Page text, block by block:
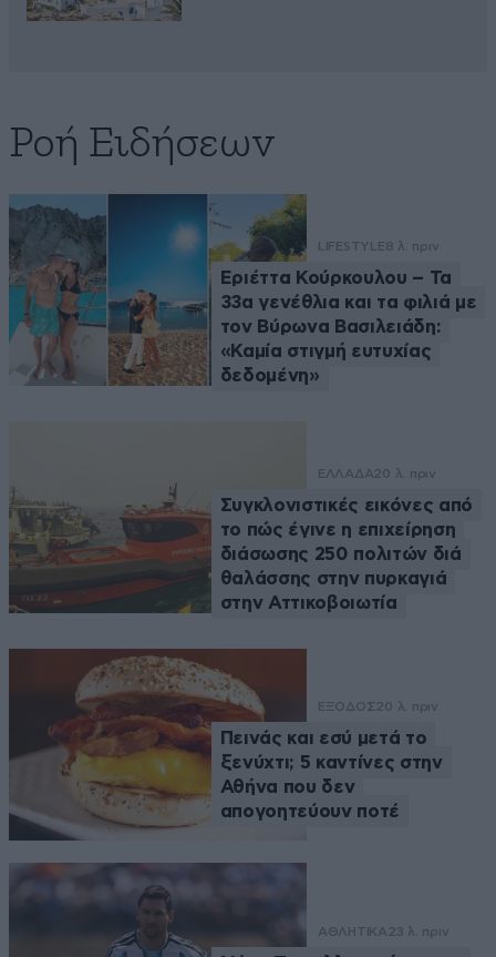
Ροή Ειδήσεων
LIFESTYLE8 λ. πριν
Εριέττα Κούρκουλου – Τα
33α γενέθλια και τα φιλιά με
τον Βύρωνα Βασιλειάδη:
«Καμία στιγμή ευτυχίας
δεδομένη»
ΕΛΛΑΔΑ20 λ. πριν
Συγκλονιστικές εικόνες από
το πώς έγινε η επιχείρηση
διάσωσης 250 πολιτών διά
θαλάσσης στην πυρκαγιά
στην Αττικοβοιωτία
ΕΞΟΔΟΣ20 λ. πριν
Πεινάς και εσύ μετά το
ξενύχτι; 5 καντίνες στην
Αθήνα που δεν
απογοητεύουν ποτέ
ΑΘΛΗΤΙΚΑ23 λ. πριν